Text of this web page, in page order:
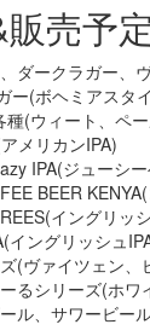
売予
ダークラガー、
ー(ボヘミアスタ
種(ウィート、ペ
メリカンIPA)
IPA(ジューシ
BEER
イングリッ
イングリッシュ
(ヴァイツェン、
るシリーズ(ホワ
ル、サワービー